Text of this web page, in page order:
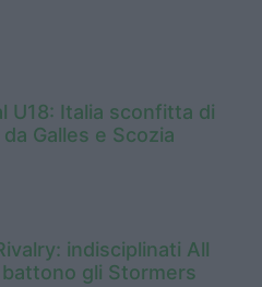
U18: Italia sconfitta di
Galles e Scozia
indisciplinati All
battono gli Stormers